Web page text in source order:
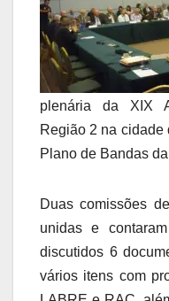
plenária da XIX
Região 2 na cidade
Plano de Bandas
Duas comissões
unidas e
discutidos 6
vários itens com